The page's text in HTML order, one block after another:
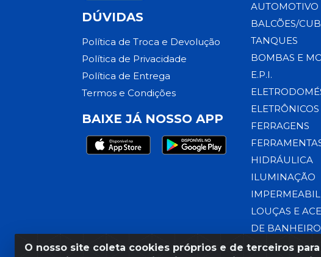
O nosso site coleta cookies próprios e de terceiros para
DÚVIDAS
Política de Troca e Devolução
Política de Privacidade
Política de Entrega
Termos e Condições
BAIXE JÁ NOSSO APP
AUTOMOTIVO
BALCÕES/
TANQUES
BOMBAS E
E.P.I.
ELETRÔNICOS
FERRAGENS
HIDRÁULICA
ILUMINAÇÃO
LOUÇAS E
DE BANHEIRO